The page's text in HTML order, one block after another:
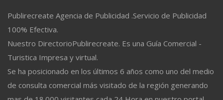
Publirecreate Agencia de Publicidad .Servicio de Publicidad
100% Efectiva.
Nuestro DirectorioPublirecreate. Es una Guía Comercial -
Turistica Impresa y virtual.
Se ha posicionado en los últimos 6 años como uno del medio
de consulta comercial más visitado de la región generando